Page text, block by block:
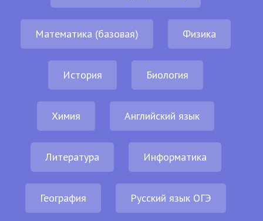
Математика (базовая) Физика
История Биология
Химия Английский язык
Литература Информатика
География Русский язык ОГЭ